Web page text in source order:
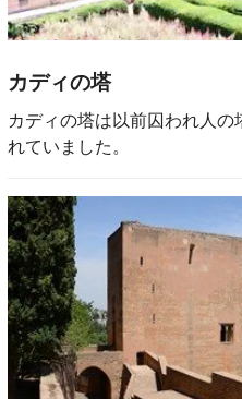
カディの塔
カディの塔は以前囚われ人
れていました。